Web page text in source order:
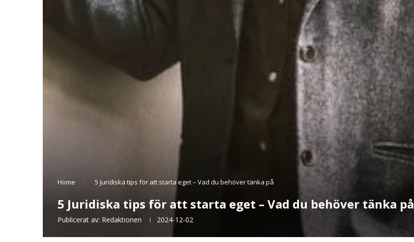
Home - 5 Juridiska tips för att starta eget – Vad du behöver tänka på
5 Juridiska tips för att starta eget – Vad du behöver tänka på
Publicerat av: Redaktionen 2024-12-02